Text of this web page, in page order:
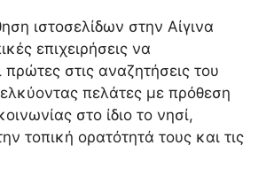
ιστοσελίδων στην Αίγινα
επιχειρήσεις να
πρώτες στις αναζητήσεις του
πελάτες με πρόθεση
στο ίδιο το νησί,
τοπική ορατότητά τους και τις